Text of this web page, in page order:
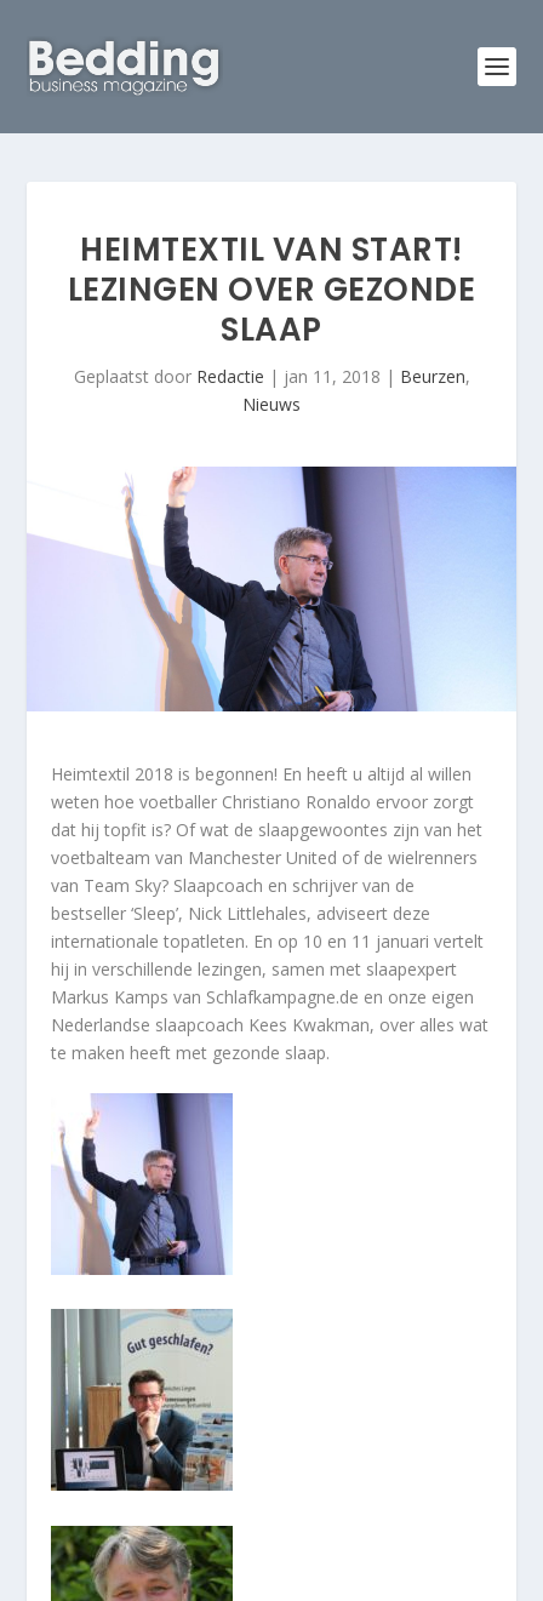
HEIMTEXTIL VAN START!
LEZINGEN OVER GEZONDE
SLAAP
Geplaatst door Redactie | jan 11, 2018 | Beurzen,
Nieuws
Heimtextil 2018 is begonnen! En heeft u altijd al willen
weten hoe voetballer Christiano Ronaldo ervoor zorgt
dat hij topfit is? Of wat de slaapgewoontes zijn van het
voetbalteam van Manchester United of de wielrenners
van Team Sky? Slaapcoach en schrijver van de
bestseller ‘Sleep’, Nick Littlehales, adviseert deze
internationale topatleten. En op 10 en 11 januari vertelt
hij in verschillende lezingen, samen met slaapexpert
Markus Kamps van Schlafkampagne.de en onze eigen
Nederlandse slaapcoach Kees Kwakman, over alles wat
te maken heeft met gezonde slaap.